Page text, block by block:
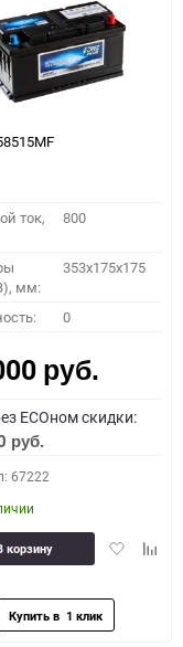
ток,
800
мм:
353x175x175
0
руб.
ECOном скидки:
руб.
67222
Добавить
корзину